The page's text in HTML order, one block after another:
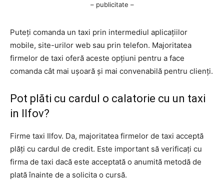
– publicitate –
Puteți comanda un taxi prin intermediul aplicațiilor
mobile, site-urilor web sau prin telefon. Majoritatea
firmelor de taxi oferă aceste opțiuni pentru a face
comanda cât mai ușoară și mai convenabilă pentru clienți.
Pot plăti cu cardul o calatorie cu un taxi
in Ilfov?
Firme taxi Ilfov. Da, majoritatea firmelor de taxi acceptă
plăți cu cardul de credit. Este important să verificați cu
firma de taxi dacă este acceptată o anumită metodă de
plată înainte de a solicita o cursă.